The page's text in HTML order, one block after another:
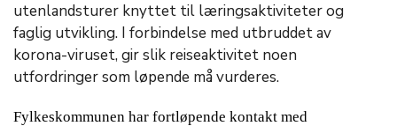
utenlandsturer knyttet til læringsaktiviteter og
faglig utvikling. I forbindelse med utbruddet av
korona-viruset, gir slik reiseaktivitet noen
utfordringer som løpende må vurderes.
Fylkeskommunen har fortløpende kontakt med